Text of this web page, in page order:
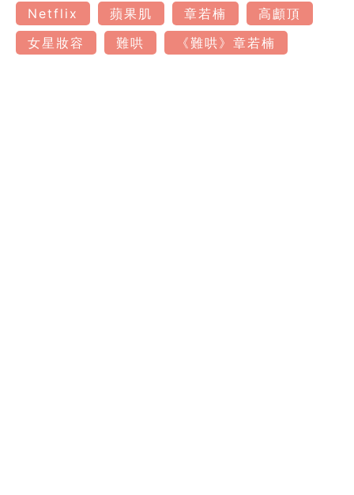
Netflix
蘋果肌 章若楠
高顱頂
女星妝容
難哄 《難哄》章若楠